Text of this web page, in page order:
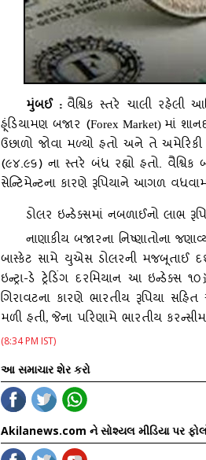
મુંબઈ : વૈશ્વિક સ્તરે ચાલી
હૂંડિયામણ બજાર (Forex Market) માં
ઉછાળો જોવા મળ્યો હતો અને તે
(૯૪.૯૬) ના સ્તરે બંધ રહ્યો હતો.
સેન્ટિમેન્ટના કારણે રૂપિયાને આગળ
ડોલર ઇન્ડેક્સમાં નબળાઈનો લાભ
નાણાકીય બજારના નિષ્ણાતોના
બાસ્કેટ સામે યુએસ ડોલરની મજબૂતાઈ
ઇન્ટ્રા-ડે ટ્રેડિંગ દરમિયાન આ ઇન્ડેક્સ ૧૦
ગિરાવટના કારણે ભારતીય રૂપિયા
મળી હતી, જેના પરિણામે ભારતીય
(8:34 PM IST)
આ સમાચાર શેર કરો
Akilanews.com ને સોશ્યલ મીડિયા પર